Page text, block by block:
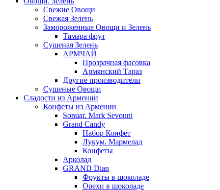
Свежие Овощи
Свежая Зелень
Замороженные Овощи и Зелень
Тамара фрут
Сушеная Зелень
АРМЧАЙ
Прозрачная фасовка
Армянский Тараз
Другие производители
Сушеные Овощи
Сладости из Армении
Конфеты из Армении
Sonuar. Mark Sevouni
Grand Candy
Набор Конфет
Лукум. Мармелад
Конфеты
Арколад
GRAND Dian
Фрукты в шоколаде
Орехи в шоколаде